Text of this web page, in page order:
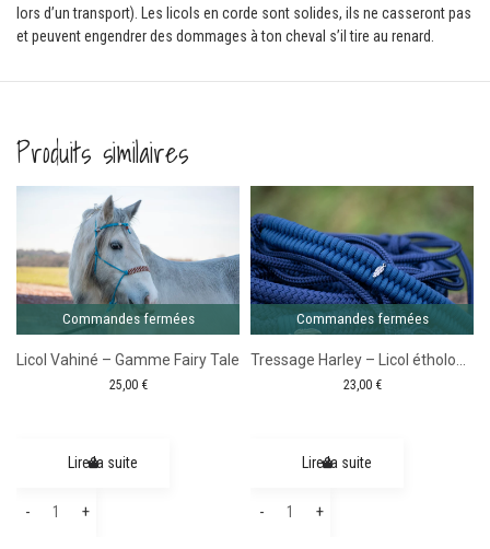
lors d’un transport). Les licols en corde sont solides, ils ne casseront pas
et peuvent engendrer des dommages à ton cheval s’il tire au renard.
Produits similaires
Commandes fermées
Licol Vahiné – Gamme Fairy Tale
25,00 €
Lire la suite
-
quantité
+
Commandes fermées
23,00 €
Lire la suite
-
quantité
+